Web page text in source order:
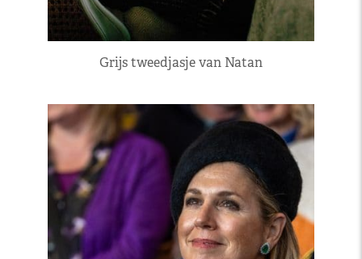
Grijs tweedjasje van Natan